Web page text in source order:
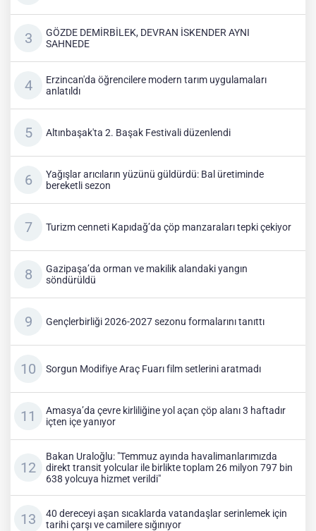
GÖZDE DEMİRBİLEK, DEVRAN İSKENDER AYNI
SAHNEDE
Erzincan'da öğrencilere modern tarım uygulamaları
anlatıldı
Altınbaşak'ta 2. Başak Festivali düzenlendi
Yağışlar arıcıların yüzünü güldürdü: Bal üretiminde
bereketli sezon
Turizm cenneti Kapıdağ’da çöp manzaraları tepki çekiyor
Gazipaşa’da orman ve makilik alandaki yangın
söndürüldü
Gençlerbirliği 2026-2027 sezonu formalarını tanıttı
Sorgun Modifiye Araç Fuarı film setlerini aratmadı
Amasya’da çevre kirliliğine yol açan çöp alanı 3 haftadır
içten içe yanıyor
Bakan Uraloğlu: "Temmuz ayında havalimanlarımızda
direkt transit yolcular ile birlikte toplam 26 milyon 797 bin
638 yolcuya hizmet verildi"
40 dereceyi aşan sıcaklarda vatandaşlar serinlemek için
tarihi çarşı ve camilere sığınıyor